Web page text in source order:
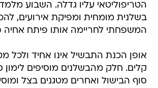
הטריפוליטאי עליו גדלה. השבוע
בשלנית מומחית ומפיקת אירועים,
המשפחתי לחריימה אותו פיתח אחיה
אופן הכנת התבשיל אינו אחיד ולכל
קלים. חלק מהבשלנים מוסיפים
סוף הבישול ואחרים מטגנים בצל